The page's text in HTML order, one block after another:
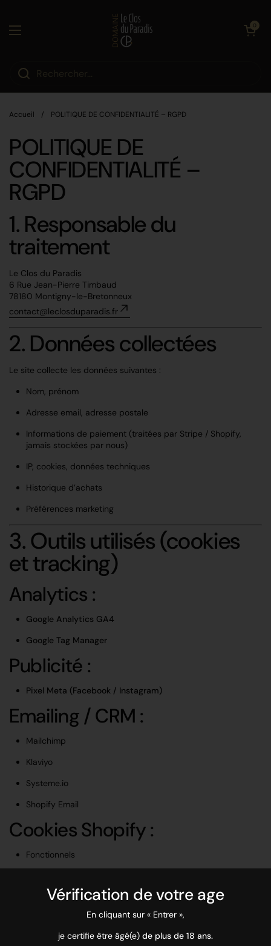
Ouvrir le menu
Ouvrir le
0
Accueil / POLITIQUE DE CONFIDENTIALITÉ – RGPD
POLITIQUE DE
CONFIDENTIALITÉ –
RGPD
1. Responsable du
traitement
Le Clos du Paradis
6 Rue Jean-Pierre Timbaud
78180 Montigny-le-Bretonneux
contact@leclosduparadis.fr
2. Données collectées
Le site collecte les données suivantes :
Nom, prénom
Adresse email, adresse postale
Informations de paiement (traitées par Stripe / Shopify,
jamais stockées par nous)
IP, cookies, données techniques
Historique d’achats
Préférences marketing
3. Outils utilisés (cookies
et tracking)
Analytics :
Google Analytics GA4
Google Tag Manager
Publicité :
Pixel Meta (Facebook / Instagram)
Emailing / CRM :
Mailchimp
Klaviyo
Systeme.io
Shopify Email
Cookies Shopify :
Fonctionnels
Marketing
4. Finalité des traitements
Vérification de votre age
En cliquant sur « Entrer »,
je certifie être âgé(e) de plus de 18 ans.